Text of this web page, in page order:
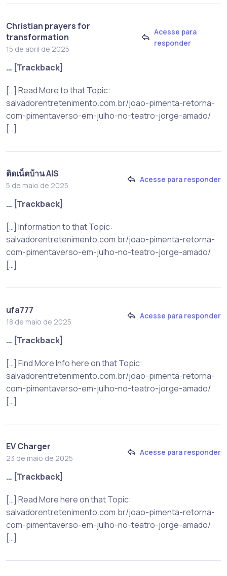
Christian prayers for
transformation
15 de abril de 2025
Acesse para
responder
… [Trackback]
[…] Read More to that Topic:
salvadorentretenimento.com.br/joao-pimenta-retorna-
com-pimentaverso-em-julho-no-teatro-jorge-amado/
[…]
ติดเน็ตบ้าน AIS
5 de maio de 2025
Acesse para responder
… [Trackback]
[…] Information to that Topic:
salvadorentretenimento.com.br/joao-pimenta-retorna-
com-pimentaverso-em-julho-no-teatro-jorge-amado/
[…]
ufa777
18 de maio de 2025
Acesse para responder
… [Trackback]
[…] Find More Info here on that Topic:
salvadorentretenimento.com.br/joao-pimenta-retorna-
com-pimentaverso-em-julho-no-teatro-jorge-amado/
[…]
EV Charger
23 de maio de 2025
Acesse para responder
… [Trackback]
[…] Read More here on that Topic:
salvadorentretenimento.com.br/joao-pimenta-retorna-
com-pimentaverso-em-julho-no-teatro-jorge-amado/
[…]